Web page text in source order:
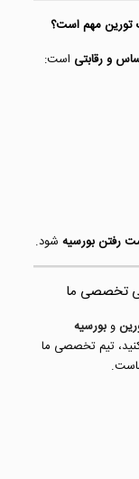
تورین مهم است؟
و رقابتی است:
رفتن بورسیهشود.
تخصصی ما
وبورسیه
تیم تخصصی ما